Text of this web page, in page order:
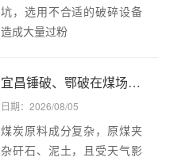
坑，选用不合适的破碎设备
造成大量过粉
宜昌锤破、鄂破在煤场作业短板凸显,从工况适配度分析双齿辊破碎机占据煤炭破碎主流市场的根本原因!
日期：2026/08/05
煤炭原料成分复杂，原煤夹
杂矸石、泥土，且受天气影